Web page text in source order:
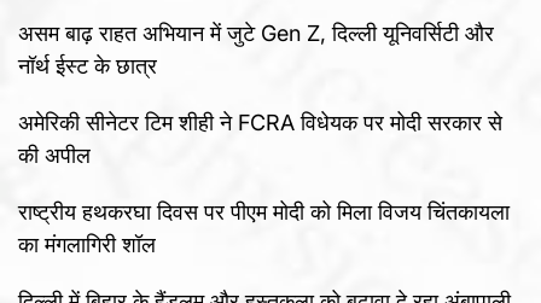
असम बाढ़ राहत अभियान में जुटे Gen Z, दिल्ली यूनिवर्सिटी और
नॉर्थ ईस्ट के छात्र
अमेरिकी सीनेटर टिम शीही ने FCRA विधेयक पर मोदी सरकार से
की अपील
राष्ट्रीय हथकरघा दिवस पर पीएम मोदी को मिला विजय चिंतकायला
का मंगलागिरी शॉल